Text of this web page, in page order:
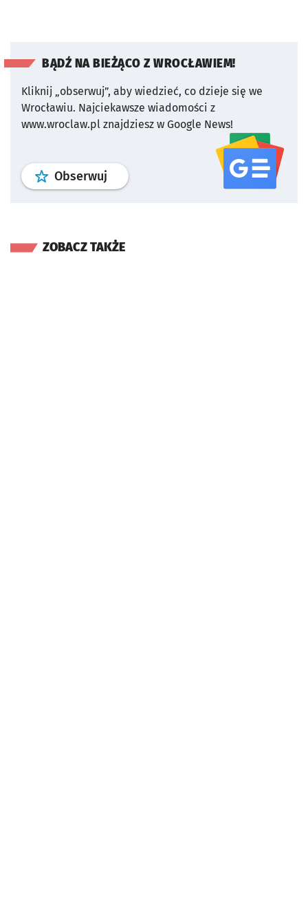
BĄDŹ NA BIEŻĄCO Z WROCŁAWIEM!
Kliknij „obserwuj”, aby wiedzieć, co dzieje się we
Wrocławiu. Najciekawsze wiadomości z
www.wroclaw.pl znajdziesz w Google News!
Obserwuj profil serwisu
ZOBACZ TAKŻE